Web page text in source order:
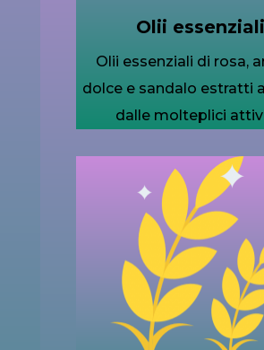
Olii essenziali
Olii essenziali di rosa,
dolce e sandalo estratti
dalle molteplici